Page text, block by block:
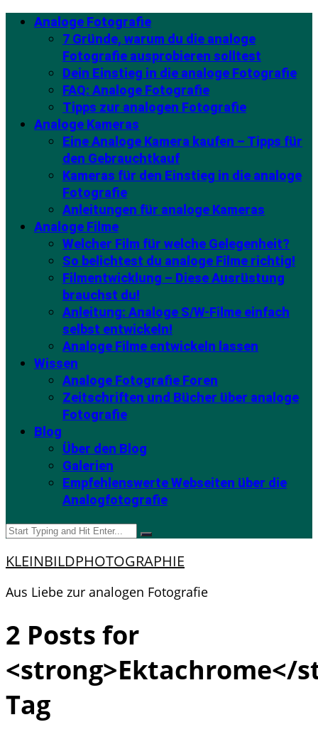
Analoge Fotografie
7 Gründe, warum du die analoge
Fotografie ausprobieren solltest
Dein Einstieg in die analoge Fotografie
FAQ: Analoge Fotografie
Tipps zur analogen Fotografie
Analoge Kameras
Eine Analoge Kamera kaufen – Tipps für
den Gebrauchtkauf
Kameras für den Einstieg in die analoge
Fotografie
Anleitungen für analoge Kameras
Analoge Filme
Welcher Film für welche Gelegenheit?
So belichtest du analoge Filme richtig!
Filmentwicklung – Diese Ausrüstung
brauchst du!
Anleitung: Analoge S/W-Filme einfach
selbst entwickeln!
Analoge Filme entwickeln lassen
Wissen
Analoge Fotografie Foren
Zeitschriften und Bücher über analoge
Fotografie
Blog
Über den Blog
Galerien
Empfehlenswerte Webseiten über die
Analogfotografie
KLEINBILDPHOTOGRAPHIE
Aus Liebe zur analogen Fotografie
2 Posts for
<strong>Ektachrome</
Tag